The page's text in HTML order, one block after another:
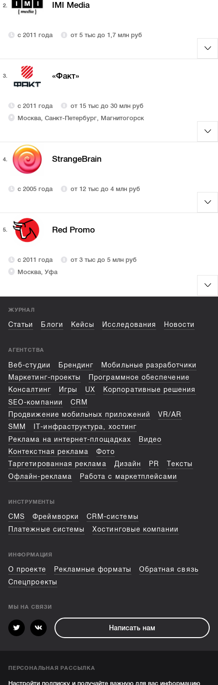
2. IMI Media
с 2011 года от 5 тыс до 1,7 млн руб
3. «Факт»
с 2011 года
от 15 тыс до 30 млн руб
Москва, Санкт-Петербург, Магнитогорск
4. StrangeBrain
с 2005 года от 12 тыс до 4 млн руб
5. Red Promo
с 2011 года
от 3 тыс до 5 млн руб
Москва, Уфа
ЖУРНАЛ
Статьи Блоги Кейсы Исследования Новости
АГЕНТСТВА
Веб-студии Брендинг
Мобильные разработчики
Маркетинг-проекты
Программное обеспечение
Консалтинг
Игры UX
Корпоративные решения
SEO-компании
CRM
Продвижение мобильных приложений
VR/AR
SMM
IT-инфраструктура, хостинг
Реклама на интернет-площадках
Видео
Контекстная реклама
Фото
Таргетированная реклама
Дизайн PR
Тексты
Офлайн-реклама
Работа с маркетплейсами
ИНСТРУМЕНТЫ
CMS Фреймворки
CRM-системы
Платежные системы
Хостинговые компании
ИНФОРМАЦИЯ
О проекте Рекламные форматы
Обратная связь
Спецпроекты
МЫ НА СВЯЗИ
Написать нам
ПЕРСОНАЛЬНАЯ РАССЫЛКА
Настройти подписку и получайте важную для вас информацию